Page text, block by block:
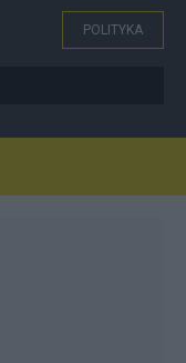
POLITYKA